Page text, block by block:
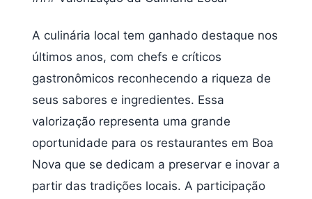
A culinária local tem ganhado destaque nos
últimos anos, com chefs e críticos
gastronômicos reconhecendo a riqueza de
seus sabores e ingredientes. Essa
valorização representa uma grande
oportunidade para os restaurantes em Boa
Nova que se dedicam a preservar e inovar a
partir das tradições locais. A participação